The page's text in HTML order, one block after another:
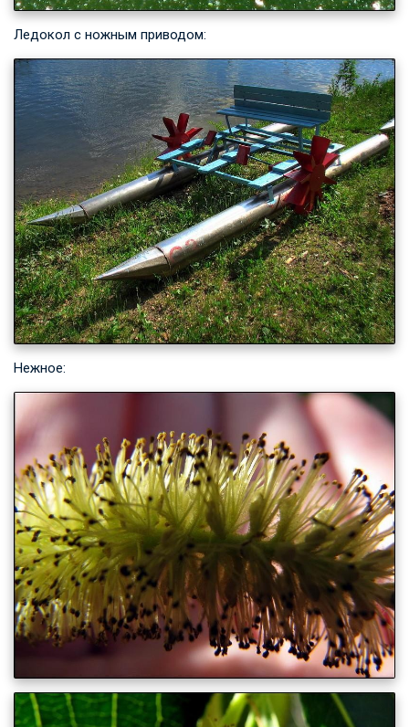
Ледокол с ножным приводом:
Нежное: